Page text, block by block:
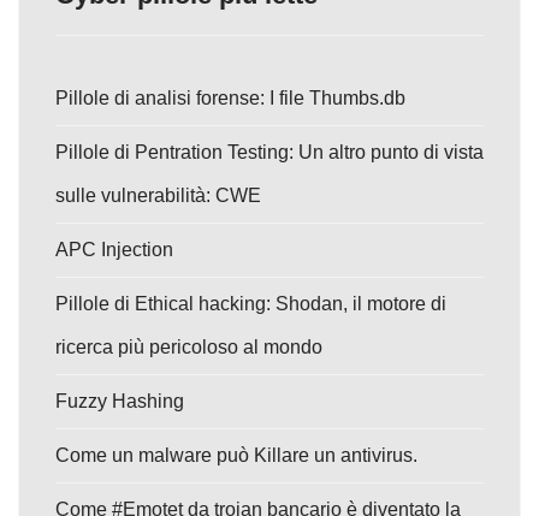
Pillole di analisi forense: I file Thumbs.db
Pillole di Pentration Testing: Un altro punto di vista
sulle vulnerabilità: CWE
APC Injection
Pillole di Ethical hacking: Shodan, il motore di
ricerca più pericoloso al mondo
Fuzzy Hashing
Come un malware può Killare un antivirus.
Come #Emotet da trojan bancario è diventato la